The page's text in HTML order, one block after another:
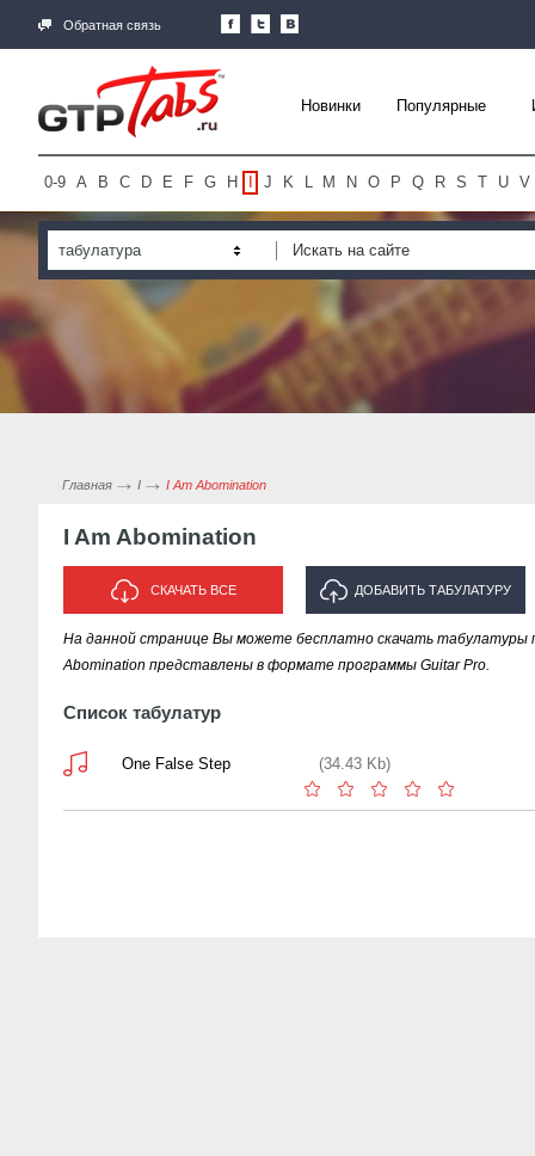
Обратная связь
Новинки Популярные
0-9 A B C D E F G H J K L M N O P Q R S T U V
табулатура
Главная I I Am Abomination
I Am Abomination
СКАЧАТЬ ВСЕ ДОБАВИТЬ ТАБУЛАТУРУ
ИСПОЛНИТЕЛЯ "I AM
На данной странице Вы можете бесплатно скачать табулатуры
Abomination представлены в формате программы Guitar Pro.
Список табулатур
One False Step (34.43 Kb)